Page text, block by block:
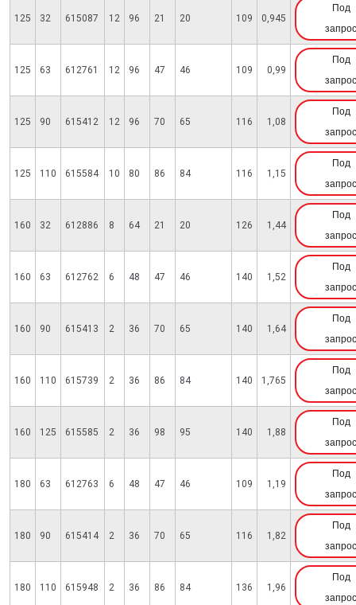
125 32 615087 12 96 21 20 109 0,945
Под
запрос
125 63 612761 12 96 47 46 109 0,99
Под
запрос
125 90 615412 12 96 70 65 116 1,08
Под
запрос
125 110 615584 10 80 86 84 116 1,15
Под
запрос
160 32 612886 8 64 21 20 126 1,44
Под
запрос
160 63 612762 6 48 47 46 140 1,52
Под
запрос
160 90 615413 2 36 70 65 140 1,64
Под
запрос
160 110 615739 2 36 86 84 140 1,765
Под
запрос
160 125 615585 2 36 98 95 140 1,88
Под
запрос
180 63 612763 6 48 47 46 109 1,19
Под
запрос
180 90 615414 2 36 70 65 116 1,82
Под
запрос
180 110 615948 2 36 86 84 136 1,96
Под
запрос